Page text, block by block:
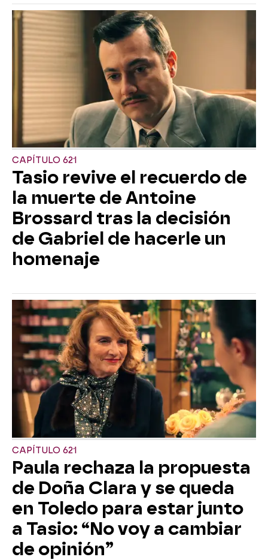
CAPÍTULO 621
Tasio revive el recuerdo de
la muerte de Antoine
Brossard tras la decisión
de Gabriel de hacerle un
homenaje
CAPÍTULO 621
Paula rechaza la propuesta
de Doña Clara y se queda
en Toledo para estar junto
a Tasio: “No voy a cambiar
de opinión”